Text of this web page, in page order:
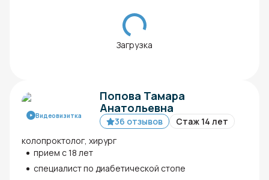
Загрузка
Видеовизитка
Попова Тамара
Анатольевна
36 отзывов
Стаж 14 лет
колопроктолог, хирург
прием с 18 лет
специалист по диабетической стопе